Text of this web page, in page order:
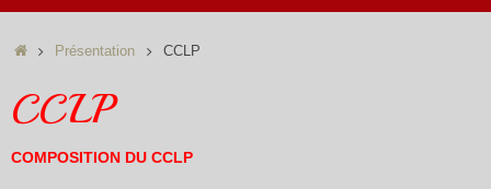
AccueilPrésentation CCLP
CCLP
COMPOSITION DU CCLP